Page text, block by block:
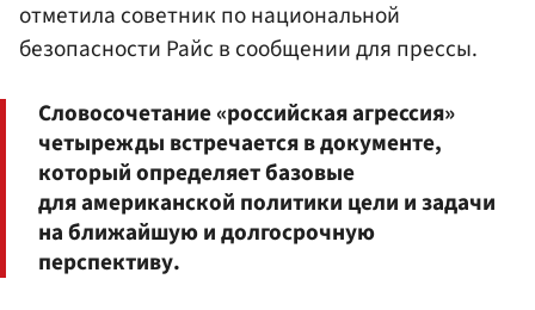
отметила советник по национальной
безопасности Райс в сообщении для прессы.
Словосочетание «российская агрессия»
четырежды встречается в документе,
который определяет базовые
для американской политики цели и задачи
на ближайшую и долгосрочную
перспективу.